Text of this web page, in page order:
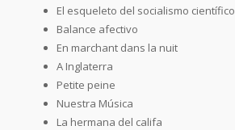
El esqueleto del socialismo científico
Balance afectivo
En marchant dans la nuit
A Inglaterra
Petite peine
Nuestra Música
La hermana del califa